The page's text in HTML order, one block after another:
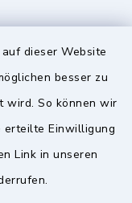
dieser Website
besser zu
wird. So können wir
erteilte Einwilligung
Link in unseren